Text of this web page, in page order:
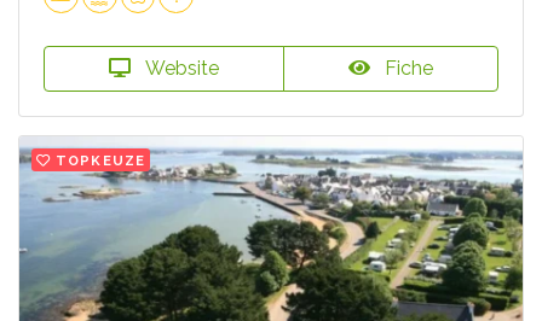
Website Fiche
TOPKEUZE